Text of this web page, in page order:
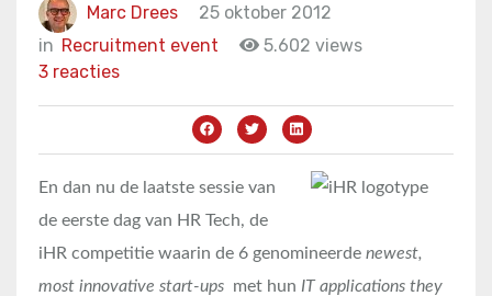
Marc Drees
25 oktober 2012
in Recruitment event
5.602 views
3 reacties
En dan nu de laatste sessie van
de eerste dag van HR Tech, de
iHR competitie waarin de 6 genomineerde newest,
most innovative start-ups met hun IT applications they